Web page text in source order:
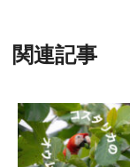
関連記事